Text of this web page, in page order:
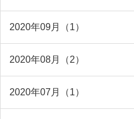
2020年09月（1）
2020年08月（2）
2020年07月（1）